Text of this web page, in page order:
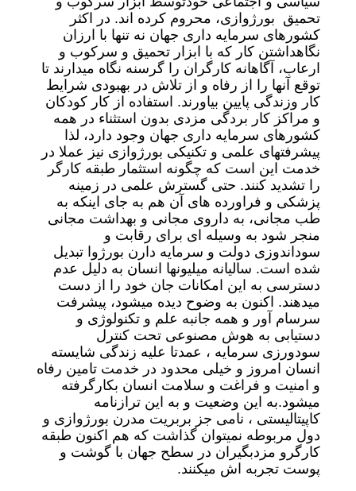
تحمیق بورژوازی، محروم کرده اند. در اکثر
کشورهای سرمایه داری جهان نه تنها با ارزان
نگاهداشتن کار که با ابزار تحمیق و سرکوب و
ارعاب، آگاهانه کارگران را گرسنه نگاه میدارند تا
توقع آنها را از رفاه و از تلاش در بهبودی شرایط
کار وزندگی پایین بیاورند. استفاده از کار کودکان
و مراکز کار بردگی مزدی بدون استثناء در همه
کشورهای سرمایه داری جهان وجود دارد، لذا
پیشرفتهای علمی و تکنیکی بورژوازی نیز عملا در
خدمت این است که چگونه استثمار طبقه کارگر
را تشدید کنند. حتی گسترش علمی در زمینه
پزشکی و فراورده های آن هم به جای اینکه به
طب مجانی، به داروی مجانی و بهداشت مجانی
منجر شود به وسیله ای برای رقابت و
سوداندوزی دولت و سرمایه دارن بورژوا تبدیل
شده است. سالیانه میلیونها انسان به دلیل عدم
دسترسی به این امکانات جان خود را از دست
میدهند. اکنون به وضوح دیده میشود، پیشرفت
سرسام آور و همه جانبه علم و تکنولوژی و
دستیابی به هوش مصنوعی تحت کنترل
سودورزی سرمایه ، عمدتا علیه زندگی شایسته
انسان امروز و خیلی محدود در خدمت تامین رفاه
و امنیت و فراغت و سلامت انسان بکارگرفته
میشود.به این وضعیت و به این ترازنامه
کاپیتالیستی ، نامی جز بربریت مدرن بورژوازی و
دول مربوطه نمیتوان گذاشت که هم اکنون طبقه
کارگرو مزدبگیران در سطح جهان با گوشت و
پوست تجربه اش میکنند.